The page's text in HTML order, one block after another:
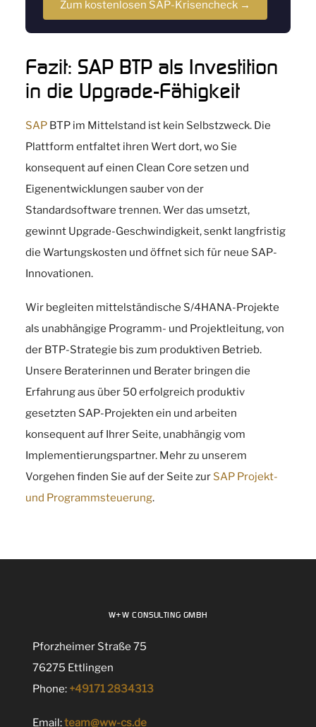
Zum kostenlosen SAP-Krisencheck →
Fazit: SAP BTP als Investition
in die Upgrade-Fähigkeit
SAP BTP im Mittelstand ist kein Selbstzweck. Die
Plattform entfaltet ihren Wert dort, wo Sie
konsequent auf einen Clean Core setzen und
Eigenentwicklungen sauber von der
Standardsoftware trennen. Wer das umsetzt,
gewinnt Upgrade-Geschwindigkeit, senkt langfristig
die Wartungskosten und öffnet sich für neue SAP-
Innovationen.
Wir begleiten mittelständische S/4HANA-Projekte
als unabhängige Programm- und Projektleitung, von
der BTP-Strategie bis zum produktiven Betrieb.
Unsere Beraterinnen und Berater bringen die
Erfahrung aus über 50 erfolgreich produktiv
gesetzten SAP-Projekten ein und arbeiten
konsequent auf Ihrer Seite, unabhängig vom
Implementierungspartner. Mehr zu unserem
Vorgehen finden Sie auf der Seite zur SAP Projekt-
und Programmsteuerung.
W+W CONSULTING GMBH
Pforzheimer Straße 75
76275 Ettlingen
Phone: +49171 2834313
Email:team@ww-cs.de